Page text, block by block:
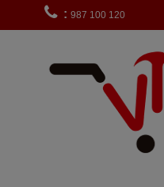
: 987 100 120